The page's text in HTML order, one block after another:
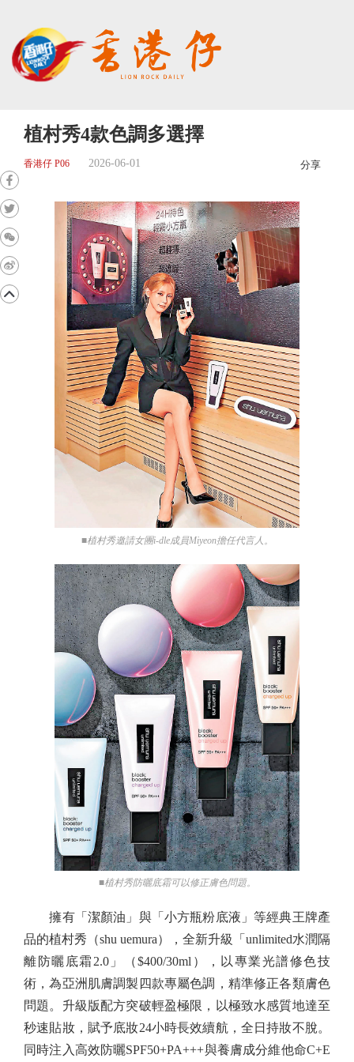
植村秀4款色調多選擇
香港仔 P06 2026-06-01 分享
■植村秀邀請女團i-dle成員Miyeon擔任代言人。
■植村秀防曬底霜可以修正膚色問題。
擁有「潔顏油」與「小方瓶粉底液」等經典王牌產
品的植村秀（shu uemura），全新升級「unlimited水潤隔
離防曬底霜2.0」（$400/30ml），以專業光譜修色技
術，為亞洲肌膚調製四款專屬色調，精準修正各類膚色
問題。升級版配方突破輕盈極限，以極致水感質地達至
秒速貼妝，賦予底妝24小時長效續航，全日持妝不脫。
同時注入高效防曬SPF50+PA+++與養膚成分維他命C+E